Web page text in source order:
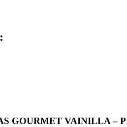
GOURMET VAINILLA –